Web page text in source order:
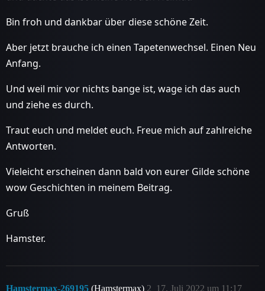
Bin froh und dankbar über diese schöne Zeit.
Aber jetzt brauche ich einen Tapetenwechsel. Einen Neu
Anfang.
Und weil mir vor nichts bange ist, wage ich das auch
und ziehe es durch.
Traut euch und meldet euch. Freue mich auf zahlreiche
Antworten.
Vieleicht erscheinen dann bald von eurer Gilde schöne
wow Geschichten in meinem Beitrag.
Gruß
Hamster.
Hamstermax-269195 (Hamstermax) 17. Juli 2022 um 11:17
2